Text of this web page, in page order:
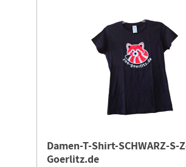
Damen-T-Shirt-SCHWARZ-S-
Goerlitz.de